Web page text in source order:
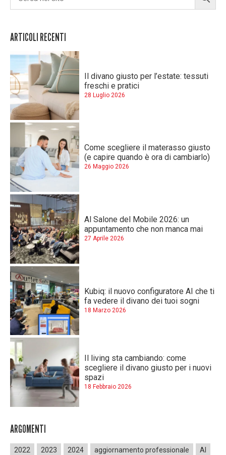
ARTICOLI RECENTI
Il divano giusto per l’estate: tessuti
freschi e pratici
28 Luglio 2026
Come scegliere il materasso giusto
(e capire quando è ora di cambiarlo)
26 Maggio 2026
Al Salone del Mobile 2026: un
appuntamento che non manca mai
27 Aprile 2026
Kubiq: il nuovo configuratore AI che ti
fa vedere il divano dei tuoi sogni
18 Marzo 2026
Il living sta cambiando: come
scegliere il divano giusto per i nuovi
spazi
18 Febbraio 2026
ARGOMENTI
2022 2023 2024 aggiornamento professionale
AI